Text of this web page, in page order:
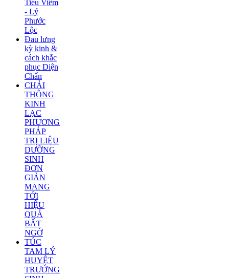
Tiêu Viêm
- Lý
Phước
Lộc
Đau lưng
kỳ kinh &
cách khắc
phục Diện
Chẩn
CHẢI
THÔNG
KINH
LẠC
PHƯƠNG
PHÁP
TRỊ LIỆU
DƯỠNG
SINH
ĐƠN
GIẢN
MANG
TỚI
HIỆU
QUẢ
BẤT
NGỜ
TÚC
TAM LÝ
HUYỆT
TRƯỜNG